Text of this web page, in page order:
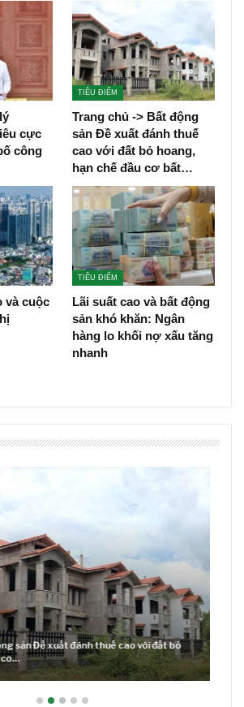
cực
công
TIÊU ĐIỂM
Trang chủ -> Bất động
sản Đề xuất đánh thuế
cao với đất bỏ hoang,
hạn chế đầu cơ bất…
và cuộc
TIÊU ĐIỂM
Lãi suất cao và bất động
sản khó khăn: Ngân
hàng lo khối nợ xấu tăng
nhanh
và cuộc tái cơ cấu trên thị trường BĐS